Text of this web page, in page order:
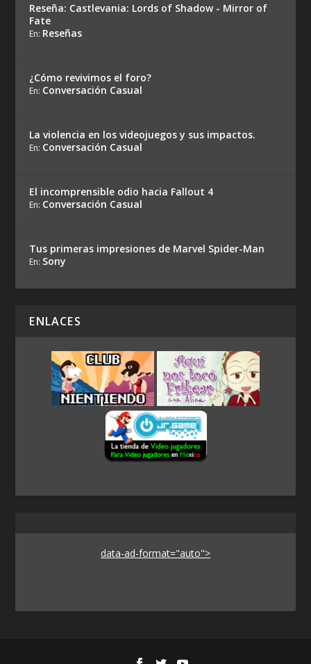
Reseña: Castlevania: Lords of Shadow - Mirror of
Fate
En: Reseñas
¿Cómo revivimos el foro?
En: Conversación Casual
La violencia en los videojuegos y sus impactos.
En: Conversación Casual
El incomprensible odio hacia Fallout 4
En: Conversación Casual
Tus primeras impresiones de Marvel Spider-Man
En: Sony
ENLACES
data-ad-format="auto">